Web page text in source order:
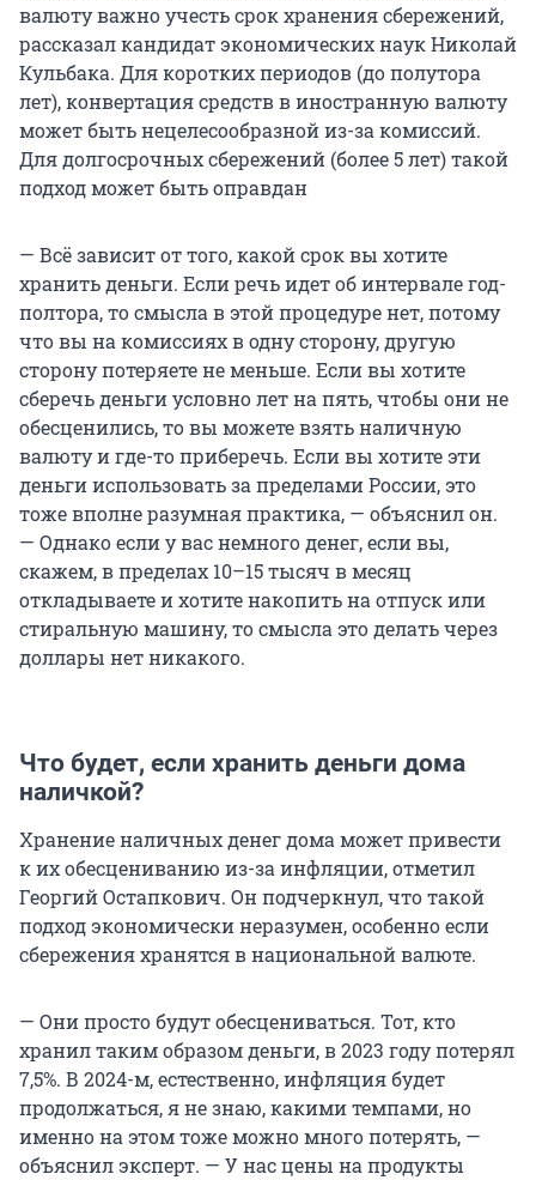
валюту важно учесть срок хранения сбережений,
рассказал кандидат экономических наук Николай
Кульбака. Для коротких периодов (до полутора
лет), конвертация средств в иностранную валюту
может быть нецелесообразной из-за комиссий.
Для долгосрочных сбережений (более 5 лет) такой
подход может быть оправдан
— Всё зависит от того, какой срок вы хотите
хранить деньги. Если речь идет об интервале год-
полтора, то смысла в этой процедуре нет, потому
что вы на комиссиях в одну сторону, другую
сторону потеряете не меньше. Если вы хотите
сберечь деньги условно лет на пять, чтобы они не
обесценились, то вы можете взять наличную
валюту и где-то приберечь. Если вы хотите эти
деньги использовать за пределами России, это
тоже вполне разумная практика, — объяснил он.
— Однако если у вас немного денег, если вы,
скажем, в пределах 10–15 тысяч в месяц
откладываете и хотите накопить на отпуск или
стиральную машину, то смысла это делать через
доллары нет никакого.
Что будет, если хранить деньги дома
наличкой?
Хранение наличных денег дома может привести
к их обесцениванию из-за инфляции, отметил
Георгий Остапкович. Он подчеркнул, что такой
подход экономически неразумен, особенно если
сбережения хранятся в национальной валюте.
— Они просто будут обесцениваться. Тот, кто
хранил таким образом деньги, в 2023 году потерял
7,5%. В 2024-м, естественно, инфляция будет
продолжаться, я не знаю, какими темпами, но
именно на этом тоже можно много потерять, —
объяснил эксперт. — У нас цены на продукты